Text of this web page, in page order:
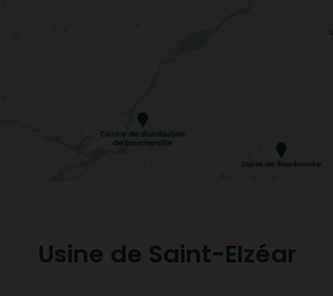
Usine de Saint-Elzéar